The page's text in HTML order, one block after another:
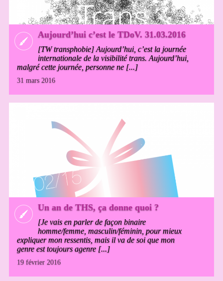
Aujourd’hui c’est le TDoV. 31.03.2016
[TW transphobie] Aujourd’hui, c’est la journée
internationale de la visibilité trans. Aujourd’hui,
malgré cette journée, personne ne [...]
31 mars 2016
Un an de THS, ça donne quoi ?
[Je vais en parler de façon binaire
homme/femme, masculin/féminin, pour mieux
expliquer mon ressentis, mais il va de soi que mon
genre est toujours agenre [...]
19 février 2016